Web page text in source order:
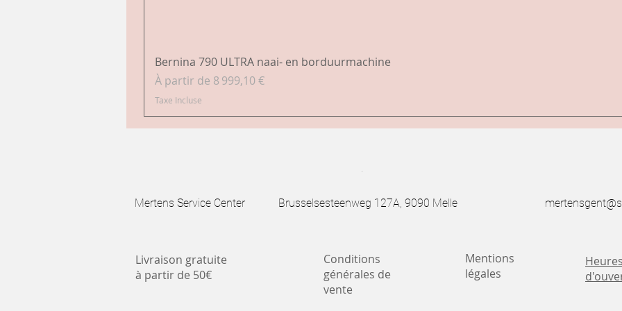
Bernina 790 ULTRA naai- en borduurmachine
À partir de 8 999,10 €
Prix promotionnel
Taxe Incluse
.
Mertens Service Center Brusselsesteenweg 127A, 9090 Melle
Conditions
générales de
vente
Mentions
légales
Heures
Livraison gratuite
à partir de 50€